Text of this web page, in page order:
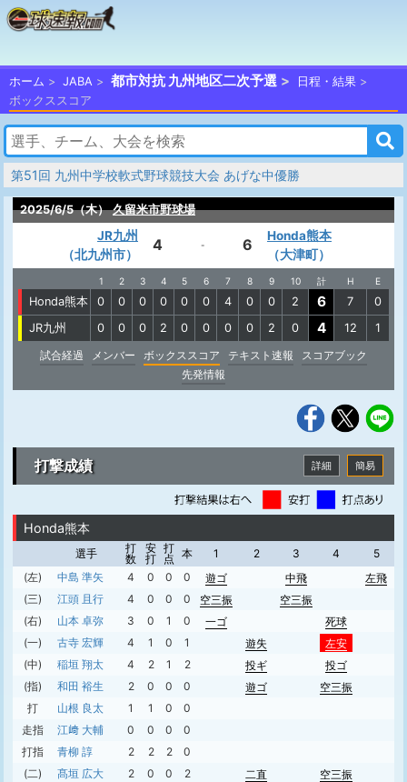
ホーム JABA 都市対抗 九州地区二次予選
日程・結果
ボックススコア
第51回 九州中学校軟式野球競技大会 あげな中優勝
2025/6/5（木） 久留米市野球場
JR九州
（北九州市）
4 - 6
Honda熊本
（大津町）
1 2 3 4 5 6 7 8 9 10 計 H E
Honda熊本 0 0 0 0 0 0 4 0 0 2 6 7
0
JR九州
0 0 0 2 0 0 0 0 2 0 4 12
1
試合経過
メンバー ボックススコア テキスト速報
スコアブック
先発情報
打撃成績 簡易
詳細
Honda熊本
選手
打
数
安
打
打
点 本 1 2 3 4
5
(左)
中島 準矢 4 0 0 0 遊ゴ 中飛
左飛
(三)
江頭 且行 4 0 0 0 空三振 空三振
(右)
山本 卓弥 3 0 1 0 一ゴ 死球
(一)
古寺 宏輝 4 1 0 1 遊失 左安
(中)
稲垣 翔太 4 2 1 2 投ギ
投ゴ
(指)
和田 裕生 2 0 0 0 遊ゴ
空三振
打
山根 良太 1 1 0
0
走指
江﨑 大輔 0 0 0
0
打指
青柳 諄 2 2 2
0
(二)
髙垣 広大 2 0 0 2 二直
空三振